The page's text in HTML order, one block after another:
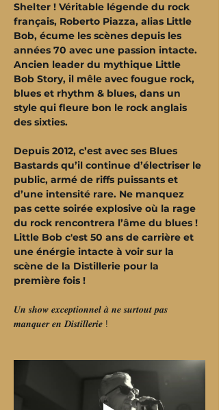
Shelter ! Véritable légende du rock
français, Roberto Piazza, alias Little
Bob, écume les scènes depuis les
années 70 avec une passion intacte.
Ancien leader du mythique Little
Bob Story, il mêle avec fougue rock,
blues et rhythm & blues, dans un
style qui fleure bon le rock anglais
des sixties.
Depuis 2012, c’est avec ses Blues
Bastards qu’il continue d’électriser le
public, armé de riffs puissants et
d’une intensité rare. Ne manquez
pas cette soirée explosive où la rage
du rock rencontrera l’âme du blues !
Little Bob c'est 50 ans de carrière et
une énérgie intacte à voir sur la
scène de la Distillerie pour la
première fois !
𝑼𝒏 𝒔𝒉𝒐𝒘 𝒆𝒙𝒄𝒆𝒑𝒕𝒊𝒐𝒏𝒏𝒆𝒍 𝒂̀ 𝒏𝒆 𝒔𝒖𝒓𝒕𝒐𝒖𝒕 𝒑𝒂𝒔
𝒎𝒂𝒏𝒒𝒖𝒆𝒓 𝒆𝒏 𝑫𝒊𝒔𝒕𝒊𝒍𝒍𝒆𝒓𝒊𝒆 !